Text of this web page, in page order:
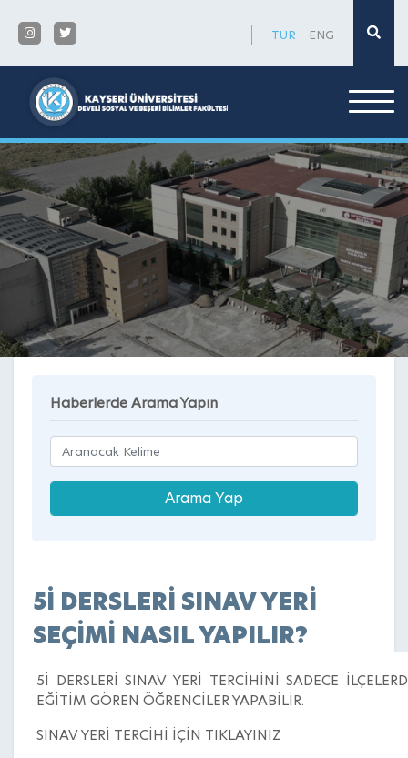
×
TUR ENG
Haberlerde Arama Yapın
5İ DERSLERİ SINAV YERİ
SEÇİMİ NASIL YAPILIR?
5İ DERSLERİ SINAV YERİ TERCİHİNİ SADECE
EĞİTİM GÖREN ÖĞRENCİLER YAPABİLİR.
SINAV YERİ TERCİHİ İÇİN TIKLAYINIZ